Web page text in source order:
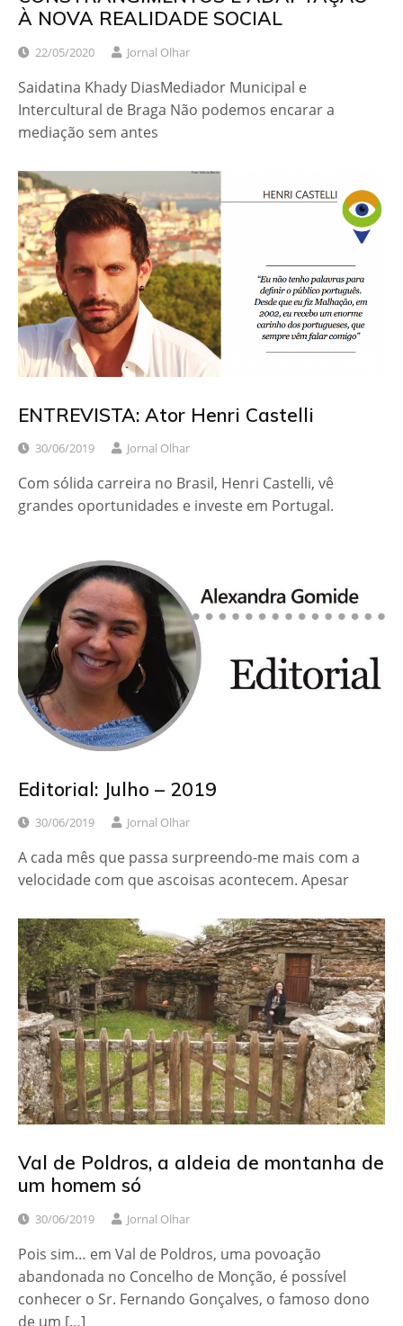
À NOVA REALIDADE SOCIAL
22/05/2020 Jornal Olhar
Saidatina Khady DiasMediador Municipal e
Intercultural de Braga Não podemos encarar a
mediação sem antes
ENTREVISTA: Ator Henri Castelli
30/06/2019 Jornal Olhar
Com sólida carreira no Brasil, Henri Castelli, vê
grandes oportunidades e investe em Portugal.
Editorial: Julho – 2019
30/06/2019 Jornal Olhar
A cada mês que passa surpreendo-me mais com a
velocidade com que ascoisas acontecem. Apesar
Val de Poldros, a aldeia de montanha de
um homem só
30/06/2019 Jornal Olhar
Pois sim… em Val de Poldros, uma povoação
abandonada no Concelho de Monção, é possível
conhecer o Sr. Fernando Gonçalves, o famoso dono
de um […]